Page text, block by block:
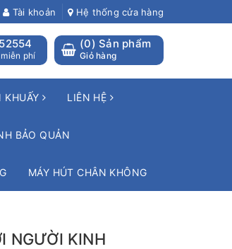
Tài khoản Hệ thống cửa hàng
(0) Sản phẩm
Giỏ hàng
phí
KHUẤY LIÊN HỆ
BẢO QUẢN
MÁY HÚT CHÂN KHÔNG
NGƯỜI KINH